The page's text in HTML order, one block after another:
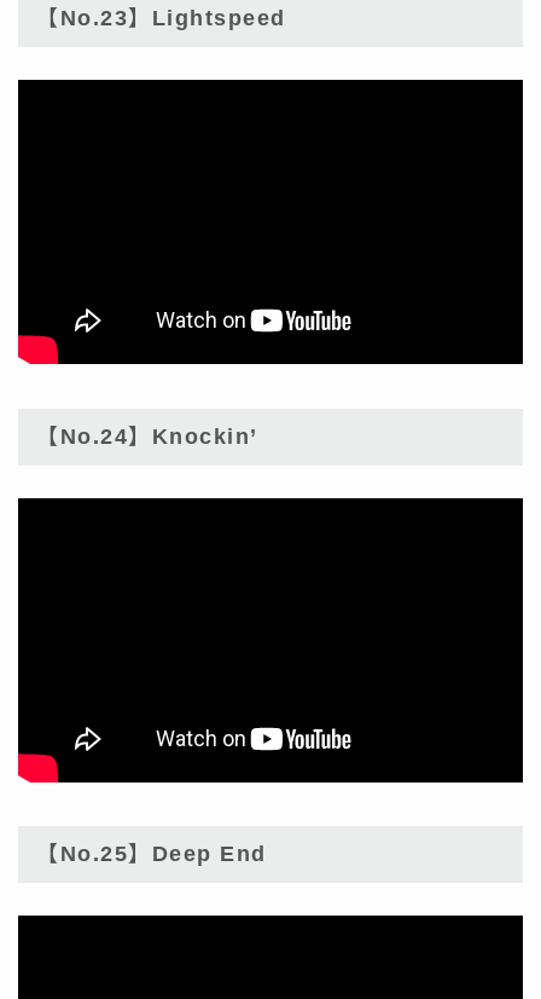
【No.23】Lightspeed
【No.24】Knockin’
【No.25】Deep End